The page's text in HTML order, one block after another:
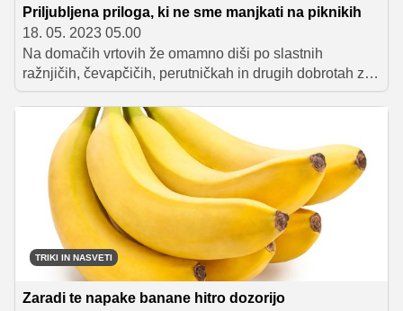
Priljubljena priloga, ki ne sme manjkati na piknikih
18. 05. 2023 05.00
Na domačih vrtovih že omamno diši po slastnih
ražnjičih, čevapčičih, perutničkah in drugih dobrotah z
žara. Zelenjava, različne omake, namazi in solate so
okusne priloge, ki jih lahko postrežemo zraven in
predstavljajo odlično protiutež ravno prav pečenemu in
začinjenemu mesu. Nekaj idej, ki bodo dopolnile okuse
na pikniku, smo v nadaljevanju pripravili tudi mi.
TRIKI IN NASVETI
Zaradi te napake banane hitro dozorijo